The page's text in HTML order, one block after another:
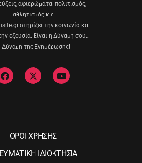
αφιερώματα. πολιτισμός,
αθλητισμός κ.α
στηρίζει την κοινωνία και
εξουσία. Είναι η Δύναμη σου…
Δύναμη της Ενημέρωσης!
ΟΡΟΙ ΧΡΗΣΗΣ
ΙΔΙΟΚΤΗΣΙΑ